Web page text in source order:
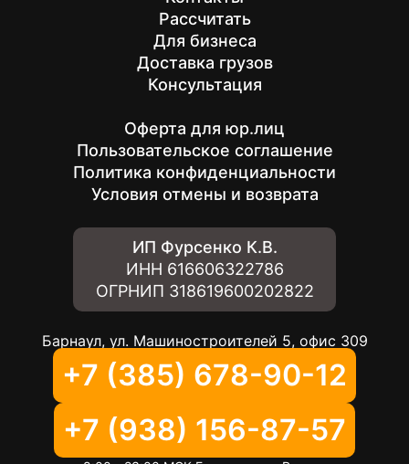
Рассчитать
Для бизнеса
Доставка грузов
Консультация
Оферта для юр.лиц
Пользовательское соглашение
Политика конфиденциальности
Условия отмены и возврата
ИП Фурсенко К.В.
ИНН 616606322786
ОГРНИП 318619600202822
Барнаул, ул. Машиностроителей 5, офис 309
+7 (385) 678-90-12
+7 (938) 156-87-57